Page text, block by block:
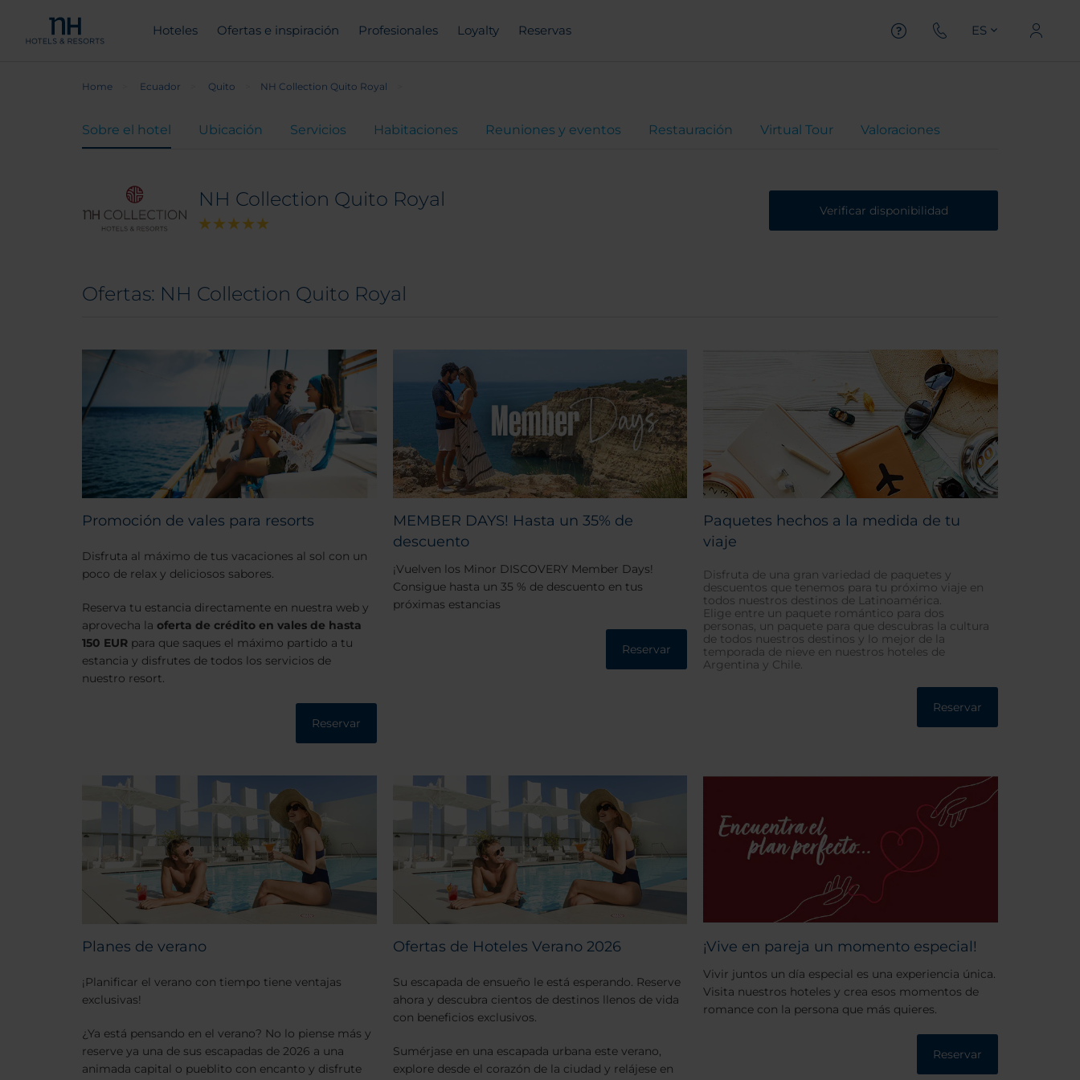
Hoteles Ofertas e inspiración Profesionales Loyalty Reservas ES
Home Ecuador Quito NH Collection Quito Royal
Sobre el hotel Ubicación Servicios Habitaciones Reuniones y eventos Restauración Virtual Tour Valoraciones
NH Collection Quito Royal Verificar disponibilidad
Ofertas: NH Collection Quito Royal
Promoción de vales para resorts
Disfruta al máximo de tus vacaciones al sol con un
poco de relax y deliciosos sabores.
Reserva tu estancia directamente en nuestra web y
aprovecha la oferta de crédito en vales de hasta
150 EUR para que saques el máximo partido a tu
estancia y disfrutes de todos los servicios de
nuestro resort.
Reservar
MEMBER DAYS! Hasta un 35% de
descuento
¡Vuelven los Minor DISCOVERY Member Days!
Consigue hasta un 35 % de descuento en tus
próximas estancias
Reservar
Paquetes hechos a la medida de tu
viaje
Disfruta de una gran variedad de paquetes y
descuentos que tenemos para tu próximo viaje en
todos nuestros destinos de Latinoamérica.
Elige entre un paquete romántico para dos
personas, un paquete para que descubras la cultura
de todos nuestros destinos y lo mejor de la
temporada de nieve en nuestros hoteles de
Argentina y Chile.
Reservar
Planes de verano
¡Planificar el verano con tiempo tiene ventajas
exclusivas!
¿Ya está pensando en el verano? No lo piense más y
reserve ya una de sus escapadas de 2026 a una
animada capital o pueblito con encanto y disfrute
Ofertas de Hoteles Verano 2026
Su escapada de ensueño le está esperando. Reserve
ahora y descubra cientos de destinos llenos de vida
con beneficios exclusivos.
Sumérjase en una escapada urbana este verano,
explore desde el corazón de la ciudad y relájese en
¡Vive en pareja un momento especial!
Vivir juntos un día especial es una experiencia única.
Visita nuestros hoteles y crea esos momentos de
romance con la persona que más quieres.
Reservar